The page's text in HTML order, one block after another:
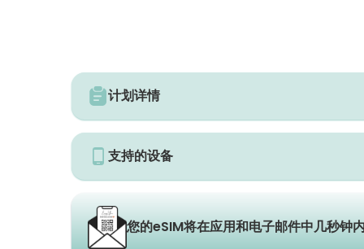
计划详情
支持的设备
您的eSIM将在应用和电子邮件中几秒钟